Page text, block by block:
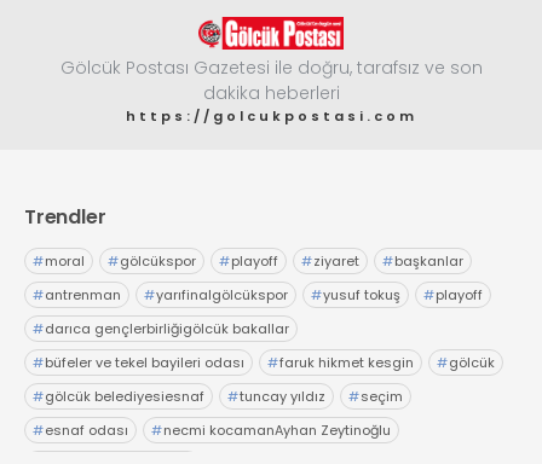
Gölcük Postası Gazetesi ile doğru, tarafsız ve son
dakika heberleri
https://golcukpostasi.com
Trendler
#moral #gölcükspor #playoff #ziyaret #başkanlar
#antrenman #yarıfinalgölcükspor #yusuf tokuş #playoff
#darıca gençlerbirliğigölcük bakallar
#büfeler ve tekel bayileri odası #faruk hikmet kesgin #gölcük
#gölcük belediyesiesnaf #tuncay yıldız #seçim
#esnaf odası #necmi kocamanAyhan Zeytinoğlu